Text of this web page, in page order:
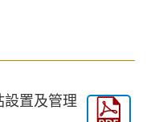
設置及管理